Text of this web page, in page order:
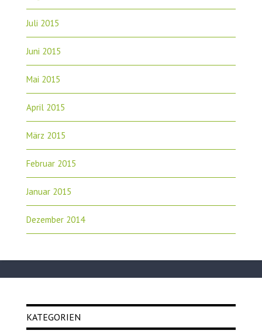
Juli 2015
Juni 2015
Mai 2015
April 2015
März 2015
Februar 2015
Januar 2015
Dezember 2014
KATEGORIEN